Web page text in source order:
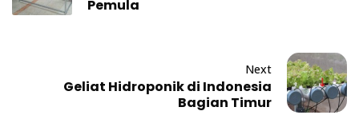
Pemula
Next
Geliat Hidroponik di Indonesia
Bagian Timur